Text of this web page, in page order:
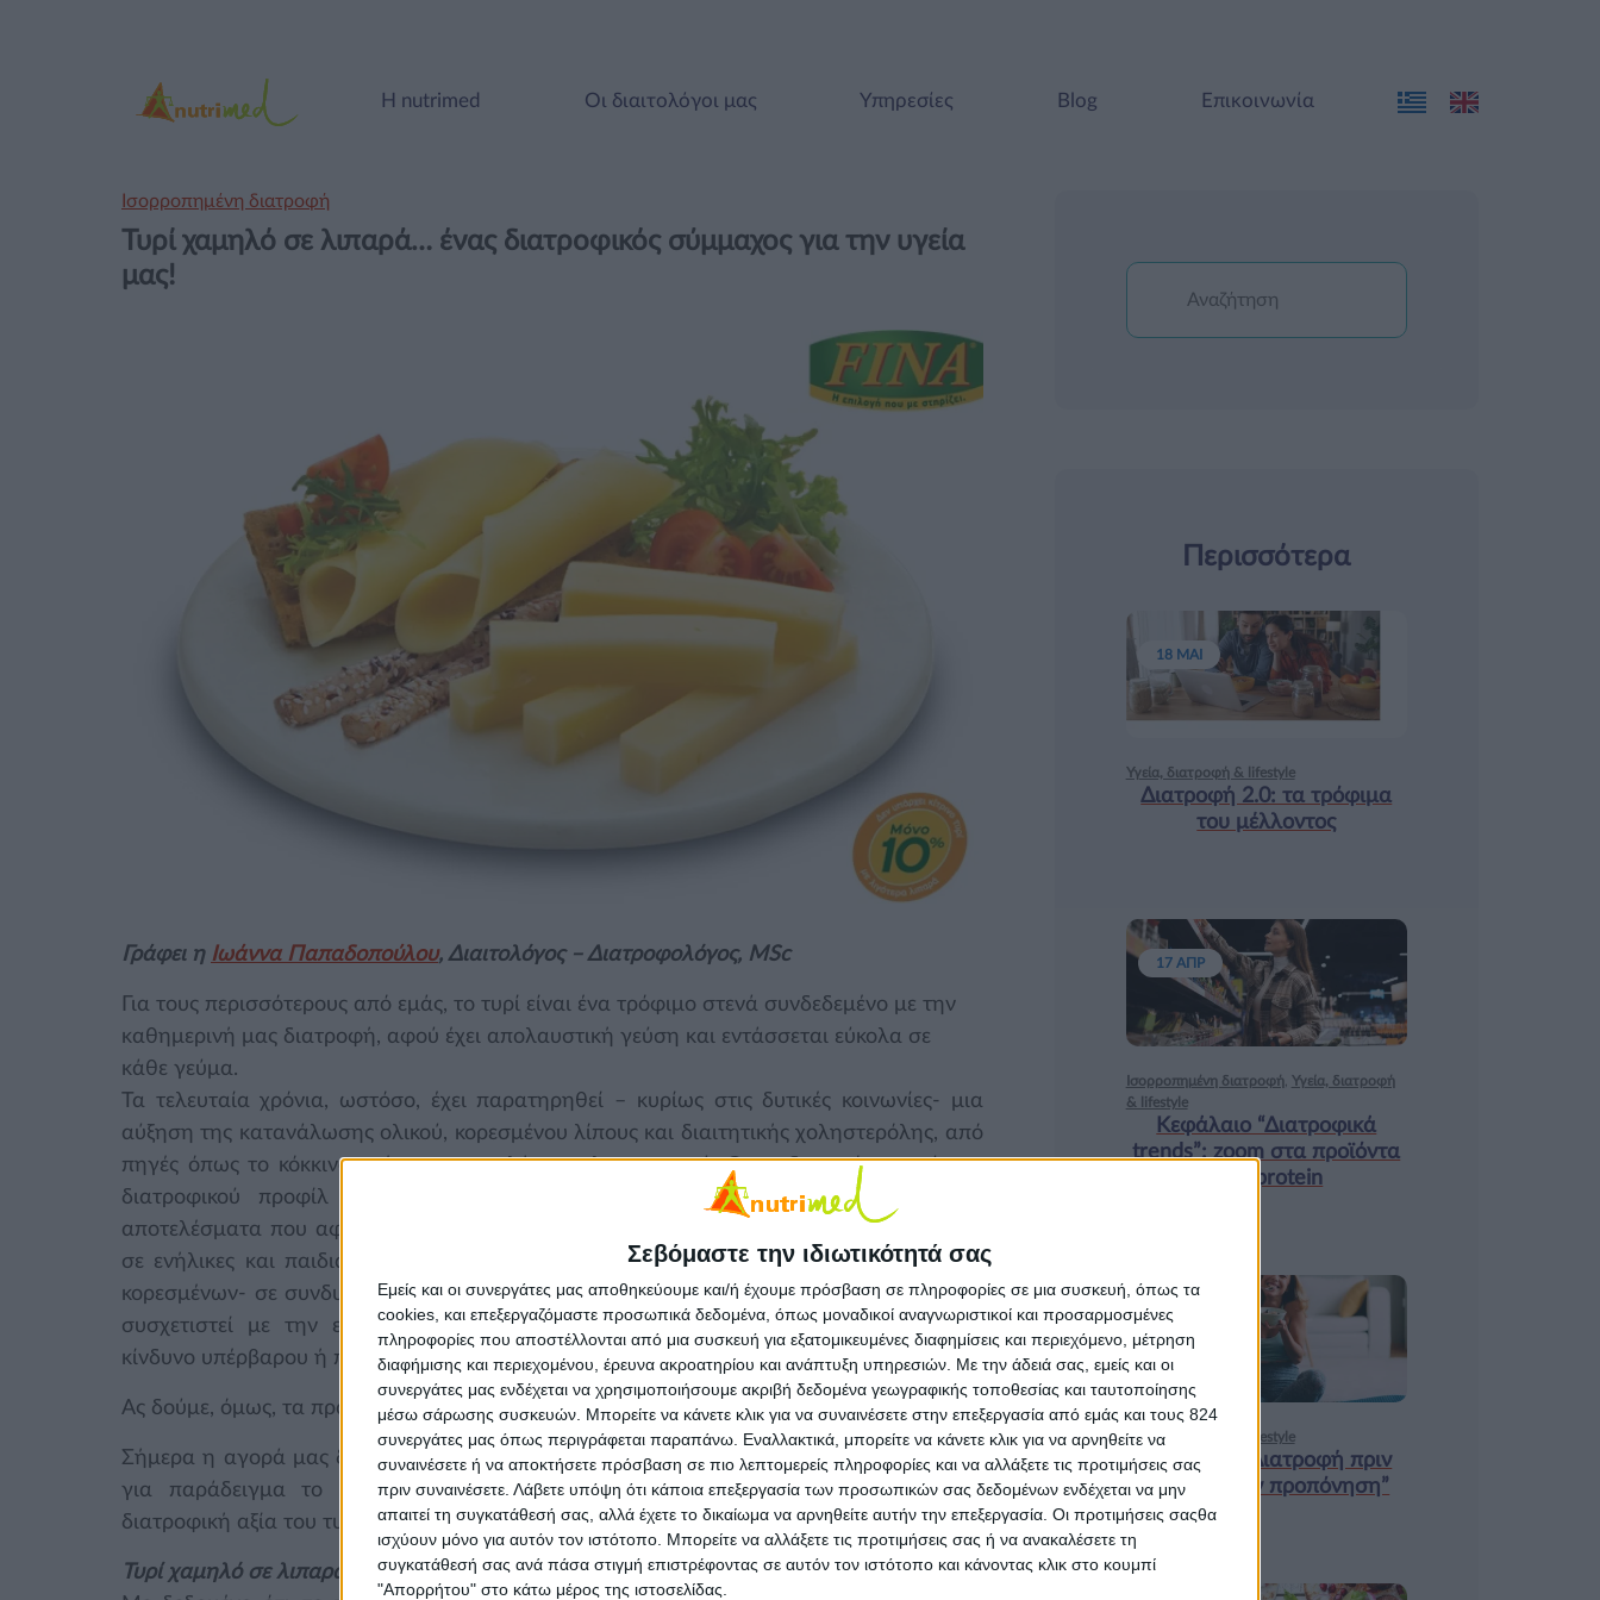
Σεβόμαστε την ιδιωτικότητά σας
Εμείς και οι συνεργάτες μας αποθηκεύουμε και/ή έχουμε πρόσβαση σε πληροφορίες σε μια συσκευή, όπως τα
cookies, και επεξεργαζόμαστε προσωπικά δεδομένα, όπως μοναδικοί αναγνωριστικοί και προσαρμοσμένες
πληροφορίες που αποστέλλονται από μια συσκευή για εξατομικευμένες διαφημίσεις και περιεχόμενο, μέτρηση
διαφήμισης και περιεχομένου, έρευνα ακροατηρίου και ανάπτυξη υπηρεσιών. Με την άδειά σας, εμείς και οι
συνεργάτες μας ενδέχεται να χρησιμοποιήσουμε ακριβή δεδομένα γεωγραφικής τοποθεσίας και ταυτοποίησης
μέσω σάρωσης συσκευών. Μπορείτε να κάνετε κλικ για να συναινέσετε στην επεξεργασία από εμάς και τους 824
συνεργάτες μας όπως περιγράφεται παραπάνω. Εναλλακτικά, μπορείτε να κάνετε κλικ για να αρνηθείτε να
συναινέσετε ή να αποκτήσετε πρόσβαση σε πιο λεπτομερείς πληροφορίες και να αλλάξετε τις προτιμήσεις σας
πριν συναινέσετε. Λάβετε υπόψη ότι κάποια επεξεργασία των προσωπικών σας δεδομένων ενδέχεται να μην
απαιτεί τη συγκατάθεσή σας, αλλά έχετε το δικαίωμα να αρνηθείτε αυτήν την επεξεργασία. Οι προτιμήσεις σαςθα
ισχύουν μόνο για αυτόν τον ιστότοπο. Μπορείτε να αλλάξετε τις προτιμήσεις σας ή να ανακαλέσετε τη
συγκατάθεσή σας ανά πάσα στιγμή επιστρέφοντας σε αυτόν τον ιστότοπο και κάνοντας κλικ στο κουμπί
"Απορρήτου" στο κάτω μέρος της ιστοσελίδας.
Η nutrimed Οι διαιτολόγοι μας Υπηρεσίες Blog Επικοινωνία
Ισορροπημένη διατροφή
Τυρί χαμηλό σε λιπαρά… ένας διατροφικός σύμμαχος για την υγεία
μας!
Γράφει η Ιωάννα Παπαδοπούλου, Διαιτολόγος – Διατροφολόγος, MSc
Για τους περισσότερους από εμάς, το τυρί είναι ένα τρόφιμο στενά συνδεδεμένο με την
καθημερινή μας διατροφή, αφού έχει απολαυστική γεύση και εντάσσεται εύκολα σε
κάθε γεύμα.
Τα τελευταία χρόνια, ωστόσο, έχει παρατηρηθεί – κυρίως στις δυτικές κοινωνίες- μια
αύξηση της κατανάλωσης ολικού, κορεσμένου λίπους και διαιτητικής χοληστερόλης, από
πηγές όπως το κόκκινο κρέας και τα πλήρη γαλακτοκομικά. Ο συνδυασμός αυτού του
διατροφικού προφίλ με τον καθιστικό τρόπο ζωής φαίνεται πως έχει δυσμενή
αποτελέσματα που αφορούν όχι μόνο το σωματικό βάρος αλλά και τη συνολική υγεία,
σε ενήλικες και παιδιά. Πιο συγκεκριμένα, η αυξημένη κατανάλωση λιπαρών -κυρίως
κορεσμένων- σε συνδυασμό με τα ανεπαρκή επίπεδα σωματικής δραστηριότητας έχουν
συσχετιστεί με την εμφάνιση καρδιαγγειακών νοσημάτων αλλά και τον αυξημένο
κίνδυνο υπέρβαρου ή παχυσαρκίας.
Ας δούμε, όμως, τα πράγματα με μια πιο θετική ματιά…
Σήμερα η αγορά μας δίνει την ευκαιρία να επιλέξουμε τυριά με μειωμένα λιπαρά, όπως
για παράδειγμα το κίτρινο τυρί με 10% λιπαρά, συνδυάζοντας έτσι την υψηλή
διατροφική αξία του τυριού με τη χαμηλότερη περιεκτικότητα σε λίπος.
Τυρί χαμηλό σε λιπαρά… ένας διατροφικός σύμμαχος!
Περισσότερα
Υγεία, διατροφή & lifestyle
Διατροφή 2.0: τα τρόφιμα
του μέλλοντος
18 ΜΑΙ
Ισορροπημένη διατροφή, Υγεία, διατροφή
& lifestyle
Κεφάλαιο “Διατροφικά
trends”: zoοm στα προϊόντα
high protein
17 ΑΠΡ
Υγεία, διατροφή & lifestyle
Κεφάλαιο “Διατροφή πριν
και μετά την προπόνηση”
18 ΦΕΒ